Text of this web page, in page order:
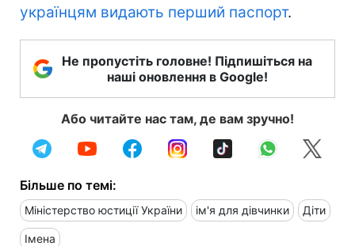
українцям видають перший паспорт.
Не пропустіть головне! Підпишіться на
наші оновлення в Google!
Або читайте нас там, де вам зручно!
Більше по темі:
Міністерство юстиції України ім'я для дівчинки Діти
Імена